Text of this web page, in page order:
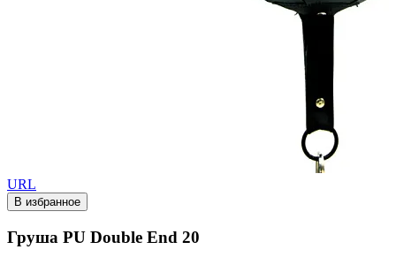
URL
В избранное
Груша PU Double End 20